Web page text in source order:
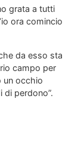
grata a tutti
ora comincio
da esso sta
campo per
un occhio
perdono”.